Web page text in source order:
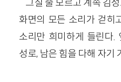
화면의 모든 소리가 걷히
소리만 희미하게 들린다.
성로, 남은 힘을 다해 자기